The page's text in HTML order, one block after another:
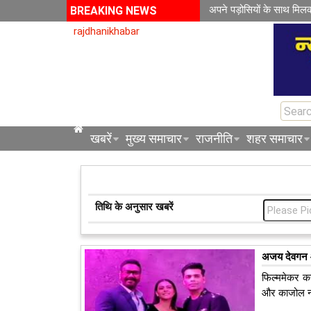
BREAKING NEWS
अपने पड़ोसियों के साथ
rajdhanikhabar
खबरें मुख्य समाचार राजनीति शहर समाचार
तिथि के अनुसार खबरें
अजय देवगन
फिल्ममेकर
और काजोल